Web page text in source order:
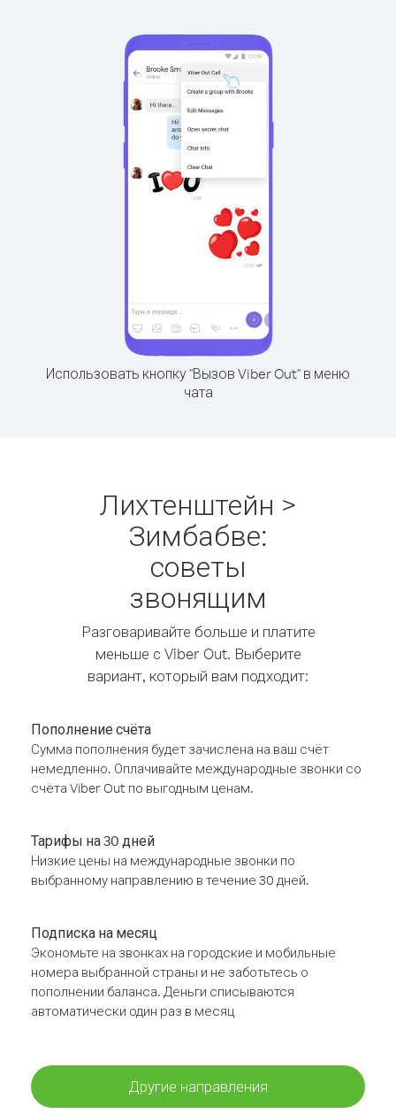
Использовать кнопку "Вызов Viber Out" в меню
чата
Лихтенштейн >
Зимбабве:
советы
звонящим
Разговаривайте больше и платите
меньше с Viber Out. Выберите
вариант, который вам подходит:
Пополнение счёта
Сумма пополнения будет зачислена на ваш счёт
немедленно. Оплачивайте международные звонки со
счёта Viber Out по выгодным ценам.
Тарифы на 30 дней
Низкие цены на международные звонки по
выбранному направлению в течение 30 дней.
Подписка на месяц
Экономьте на звонках на городские и мобильные
номера выбранной страны и не заботьтесь о
пополнении баланса. Деньги списываются
автоматически один раз в месяц
Другие направления